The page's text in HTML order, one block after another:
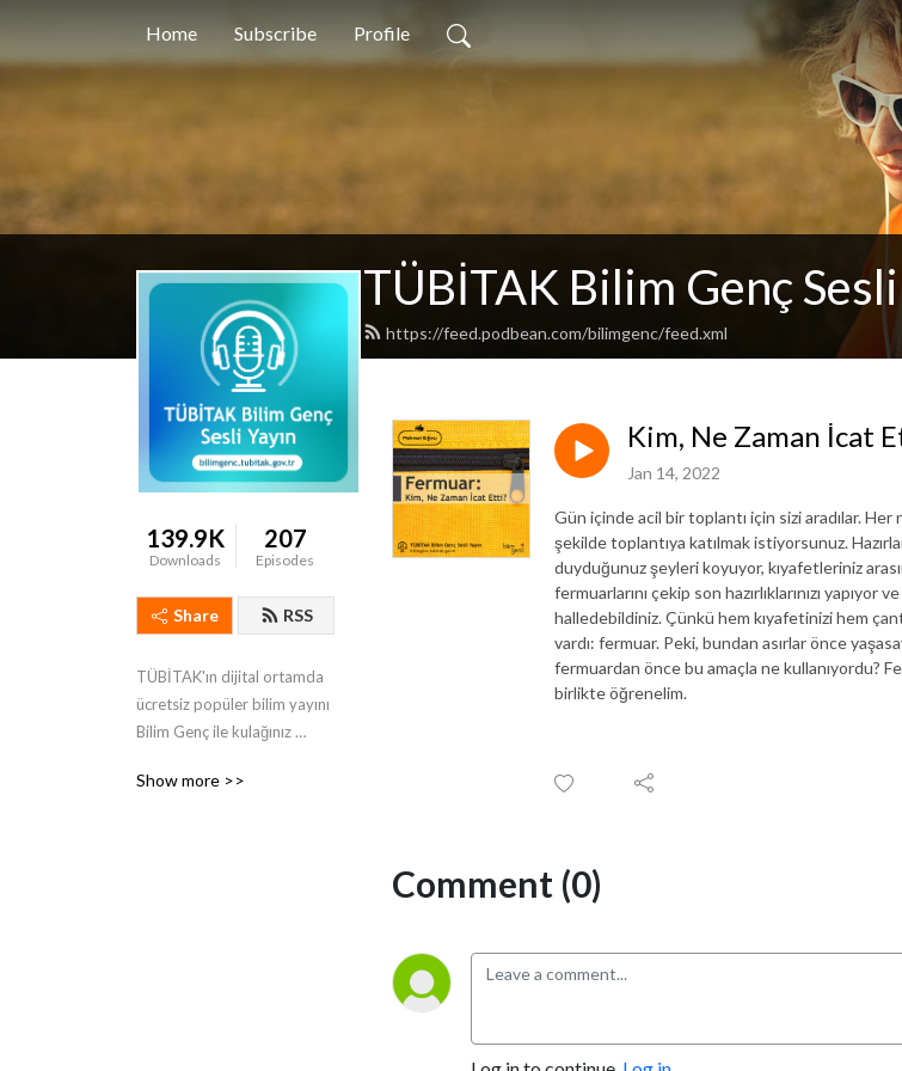
Home Subscribe Profile
TÜBİTAK Bilim Genç Sesli
https://feed.podbean.com/bilimgenc/feed.xml
139.9K
Downloads
207
Episodes
Share RSS
TÜBİTAK'ın dijital ortamda
ücretsiz popüler bilim yayını
Bilim Genç ile kulağınız
bilimgenc.tubitak.gov.tr
Show more >>
Kim, Ne Zaman İcat
Jan 14, 2022
Gün içinde acil bir toplantı için sizi aradılar.
şekilde toplantıya katılmak istiyorsunuz.
duyduğunuz şeyleri koyuyor, kıyafetleriniz
fermuarlarını çekip son hazırlıklarınızı
halledebildiniz. Çünkü hem kıyafetinizi hem
vardı: fermuar. Peki, bundan asırlar önce
fermuardan önce bu amaçla ne kullanıyordu?
birlikte öğrenelim.
Comment (0)